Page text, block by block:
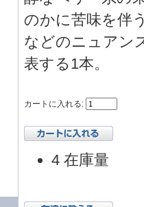
のかに苦味を伴
などのニュアン
表する1本。
カートに入れる:
4 在庫量